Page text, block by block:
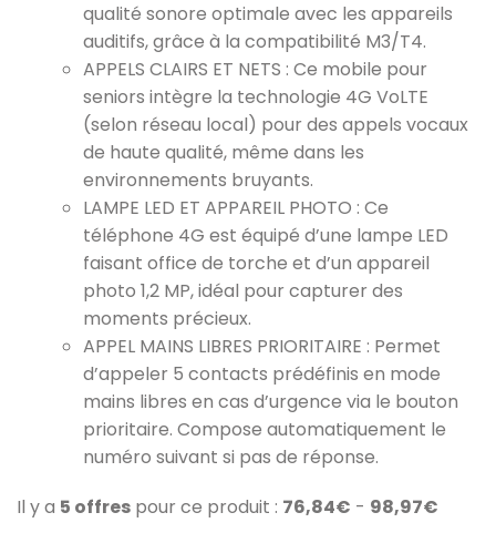
qualité sonore optimale avec les appareils
auditifs, grâce à la compatibilité M3/T4.
APPELS CLAIRS ET NETS : Ce mobile pour
seniors intègre la technologie 4G VoLTE
(selon réseau local) pour des appels vocaux
de haute qualité, même dans les
environnements bruyants.
LAMPE LED ET APPAREIL PHOTO : Ce
téléphone 4G est équipé d’une lampe LED
faisant office de torche et d’un appareil
photo 1,2 MP, idéal pour capturer des
moments précieux.
APPEL MAINS LIBRES PRIORITAIRE : Permet
d’appeler 5 contacts prédéfinis en mode
mains libres en cas d’urgence via le bouton
prioritaire. Compose automatiquement le
numéro suivant si pas de réponse.
Il y a 5 offres pour ce produit : 76,84€ - 98,97€